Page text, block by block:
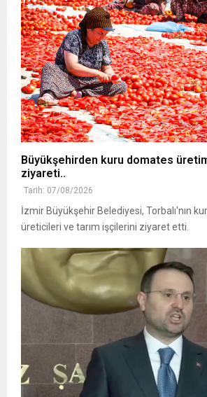
Büyükşehirden kuru domates
ziyareti..
Tarih: 07/08/2026
İzmir Büyükşehir Belediyesi, Torbalı'nın
üreticileri ve tarım işçilerini ziyaret etti.